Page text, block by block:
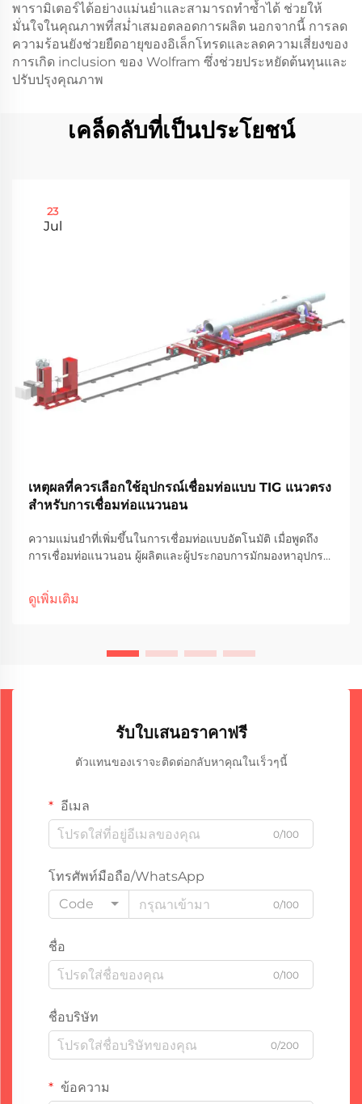
พารามิเตอร์ได้อย่างแม่นยำและสามารถทำซ้ำได้ ช่วยให้
มั่นใจในคุณภาพที่สม่ำเสมอตลอดการผลิต นอกจากนี้ การลด
ความร้อนยังช่วยยืดอายุของอิเล็กโทรดและลดความเสี่ยงของ
การเกิด inclusion ของ Wolfram ซึ่งช่วยประหยัดต้นทุนและ
ปรับปรุงคุณภาพ
เคล็ดลับที่เป็นประโยชน์
23
Jul
เหตุผลที่ควรเลือกใช้อุปกรณ์เชื่อมท่อแบบ TIG แนวตรง
สำหรับการเชื่อมท่อแนวนอน
ความแม่นยำที่เพิ่มขึ้นในการเชื่อมท่อแบบอัตโนมัติ เมื่อพูดถึง
การเชื่อมท่อแนวนอน ผู้ผลิตและผู้ประกอบการมักมองหาอุปกรณ์
ของรอยเชื่อมที่สูง ในบรรดาเทคโนโลยีที่มีอยู่ เทคโนโลยีการ
เชื่อม TIG แบบตะเข็บตรง...
ดูเพิ่มเติม
รับใบเสนอราคาฟรี
ตัวแทนของเราจะติดต่อกลับหาคุณในเร็วๆนี้
อีเมล
0/100
โทรศัพท์มือถือ/WhatsApp
Code
0/100
ชื่อ
0/100
ชื่อบริษัท
0/200
ข้อความ